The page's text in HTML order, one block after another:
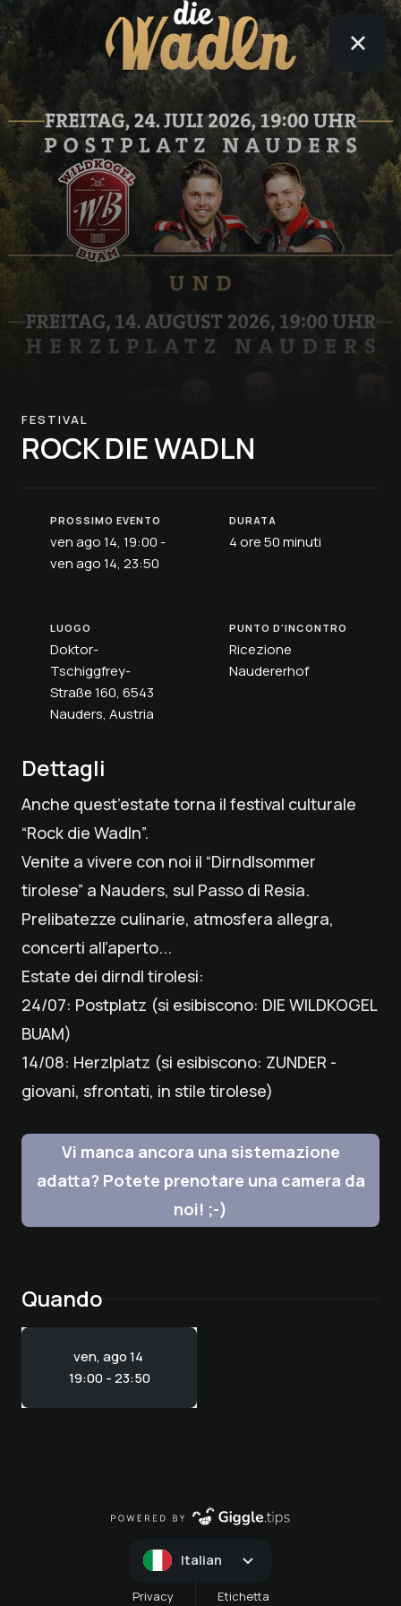
FESTIVAL
ROCK DIE WADLN
PROSSIMO EVENTO
ven ago 14, 19:00 -
ven ago 14, 23:50
DURATA
4 ore 50 minuti
LUOGO
Doktor-
Tschiggfrey-
Straße 160, 6543
Nauders, Austria
PUNTO D'INCONTRO
Ricezione
Naudererhof
Dettagli
Anche quest’estate torna il festival culturale
“Rock die Wadln”.
Venite a vivere con noi il “Dirndlsommer
tirolese” a Nauders, sul Passo di Resia.
Prelibatezze culinarie, atmosfera allegra,
concerti all’aperto...
Estate dei dirndl tirolesi:
24/07: Postplatz (si esibiscono: DIE WILDKOGEL
BUAM)
14/08: Herzlplatz (si esibiscono: ZUNDER -
giovani, sfrontati, in stile tirolese)
Vi manca ancora una sistemazione
adatta? Potete prenotare una camera da
noi! ;-)
Quando
ven, ago 14
19:00 - 23:50
Italian
Privacy Etichetta